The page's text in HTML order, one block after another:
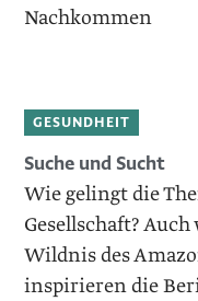
Nachkommen
GESUNDHEIT
Suche und Sucht
Wie gelingt die
Gesellschaft?
Wildnis des
inspirieren die